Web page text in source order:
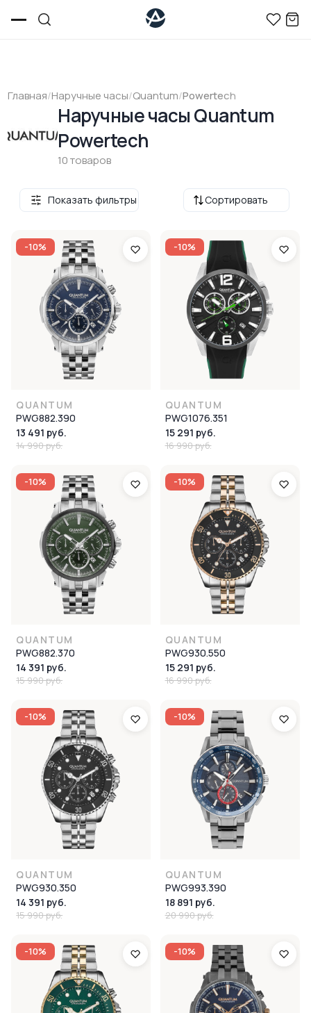
Главная/Наручные часы/Quantum/Powertech
Наручные часы Quantum
Powertech
10 товаров
Сортировать
Показать фильтры
-10%
QUANTUM
PWG882.390
13 491 руб.
14 990 руб.
-10%
QUANTUM
PWG1076.351
15 291 руб.
16 990 руб.
-10%
QUANTUM
PWG882.370
14 391 руб.
15 990 руб.
-10%
QUANTUM
PWG930.550
15 291 руб.
16 990 руб.
-10%
QUANTUM
PWG930.350
14 391 руб.
15 990 руб.
-10%
QUANTUM
PWG993.390
18 891 руб.
20 990 руб.
-10% -10%